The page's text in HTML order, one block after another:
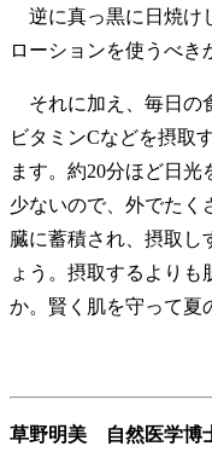
逆に真っ黒に日焼け
ローションを使うべき
それに加え、毎日の
ビタミンCなどを摂取
ます。約20分ほど日
少ないので、外でたく
臓に蓄積され、摂取し
ょう。摂取するより
か。賢く肌を守って夏
草野明美 自然医学博